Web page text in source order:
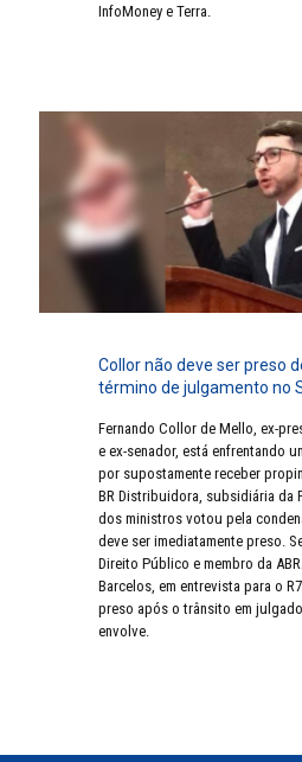
InfoMoney e Terra.
Collor não deve ser preso
término de julgamento no
Fernando Collor de Mello, ex-
e ex-senador, está enfrentando
por supostamente receber
BR Distribuidora, subsidiária da
dos ministros votou pela
deve ser imediatamente preso.
Direito Público e membro da
Barcelos, em entrevista para o
preso após o trânsito em
envolve.